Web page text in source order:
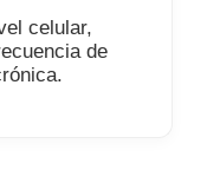
celular,
de